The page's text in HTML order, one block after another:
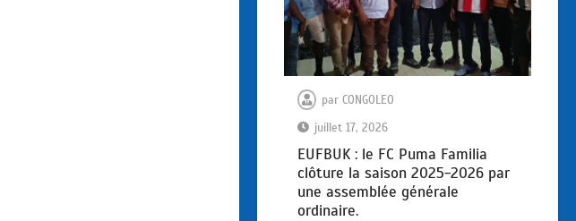
par CONGOLEO
juillet 17, 2026
EUFBUK : le FC Puma Familia
clôture la saison 2025-2026 par
une assemblée générale
ordinaire.